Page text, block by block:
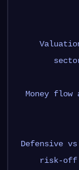
Money
Defensive
risk-off